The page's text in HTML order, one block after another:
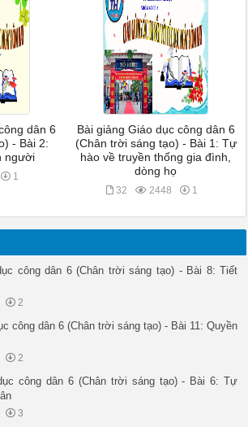
dân 6
- Bài 2:
người
1
Bài giảng Giáo dục công dân 6
(Chân trời sáng tạo) - Bài 1: Tự
hào về truyền thống gia đình,
dòng họ
32 2448 1
công dân 6 (Chân trời sáng tạo) - Bài 8: Tiết
2
công dân 6 (Chân trời sáng tạo) - Bài 11: Quyền
2
công dân 6 (Chân trời sáng tạo) - Bài 6: Tự
3